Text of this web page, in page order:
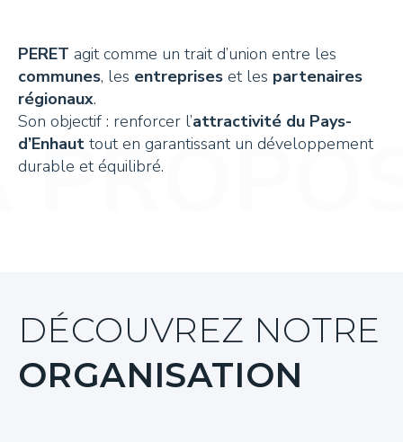
PERET agit comme un trait d’union entre les
communes, les entreprises et les partenaires
régionaux.
Son objectif : renforcer l’attractivité du Pays-
d’Enhaut tout en garantissant un développement
durable et équilibré.
DÉCOUVREZ NOTRE
ORGANISATION